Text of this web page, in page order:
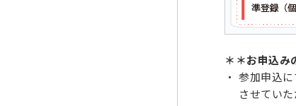
＊＊お申込み
参加申込
させてい